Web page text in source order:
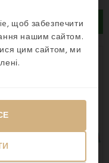
щоб забезпечити
нашим сайтом.
цим сайтом, ми
грн
-14%